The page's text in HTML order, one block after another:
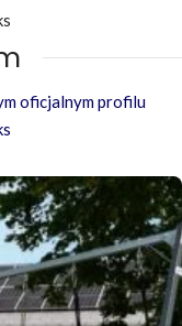
oficjalnym profilu